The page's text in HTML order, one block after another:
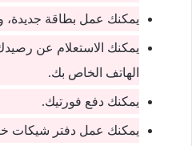
يمكنك عمل بطاقة جديدة،
يمكنك الاستعلام عن
الهاتف الخاص بك.
يمكنك دفع فورتيك.
يمكنك عمل دفتر شيكات